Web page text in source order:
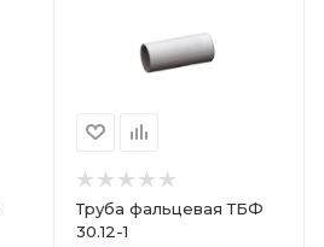
Труба фальцевая ТБФ
30.12-1